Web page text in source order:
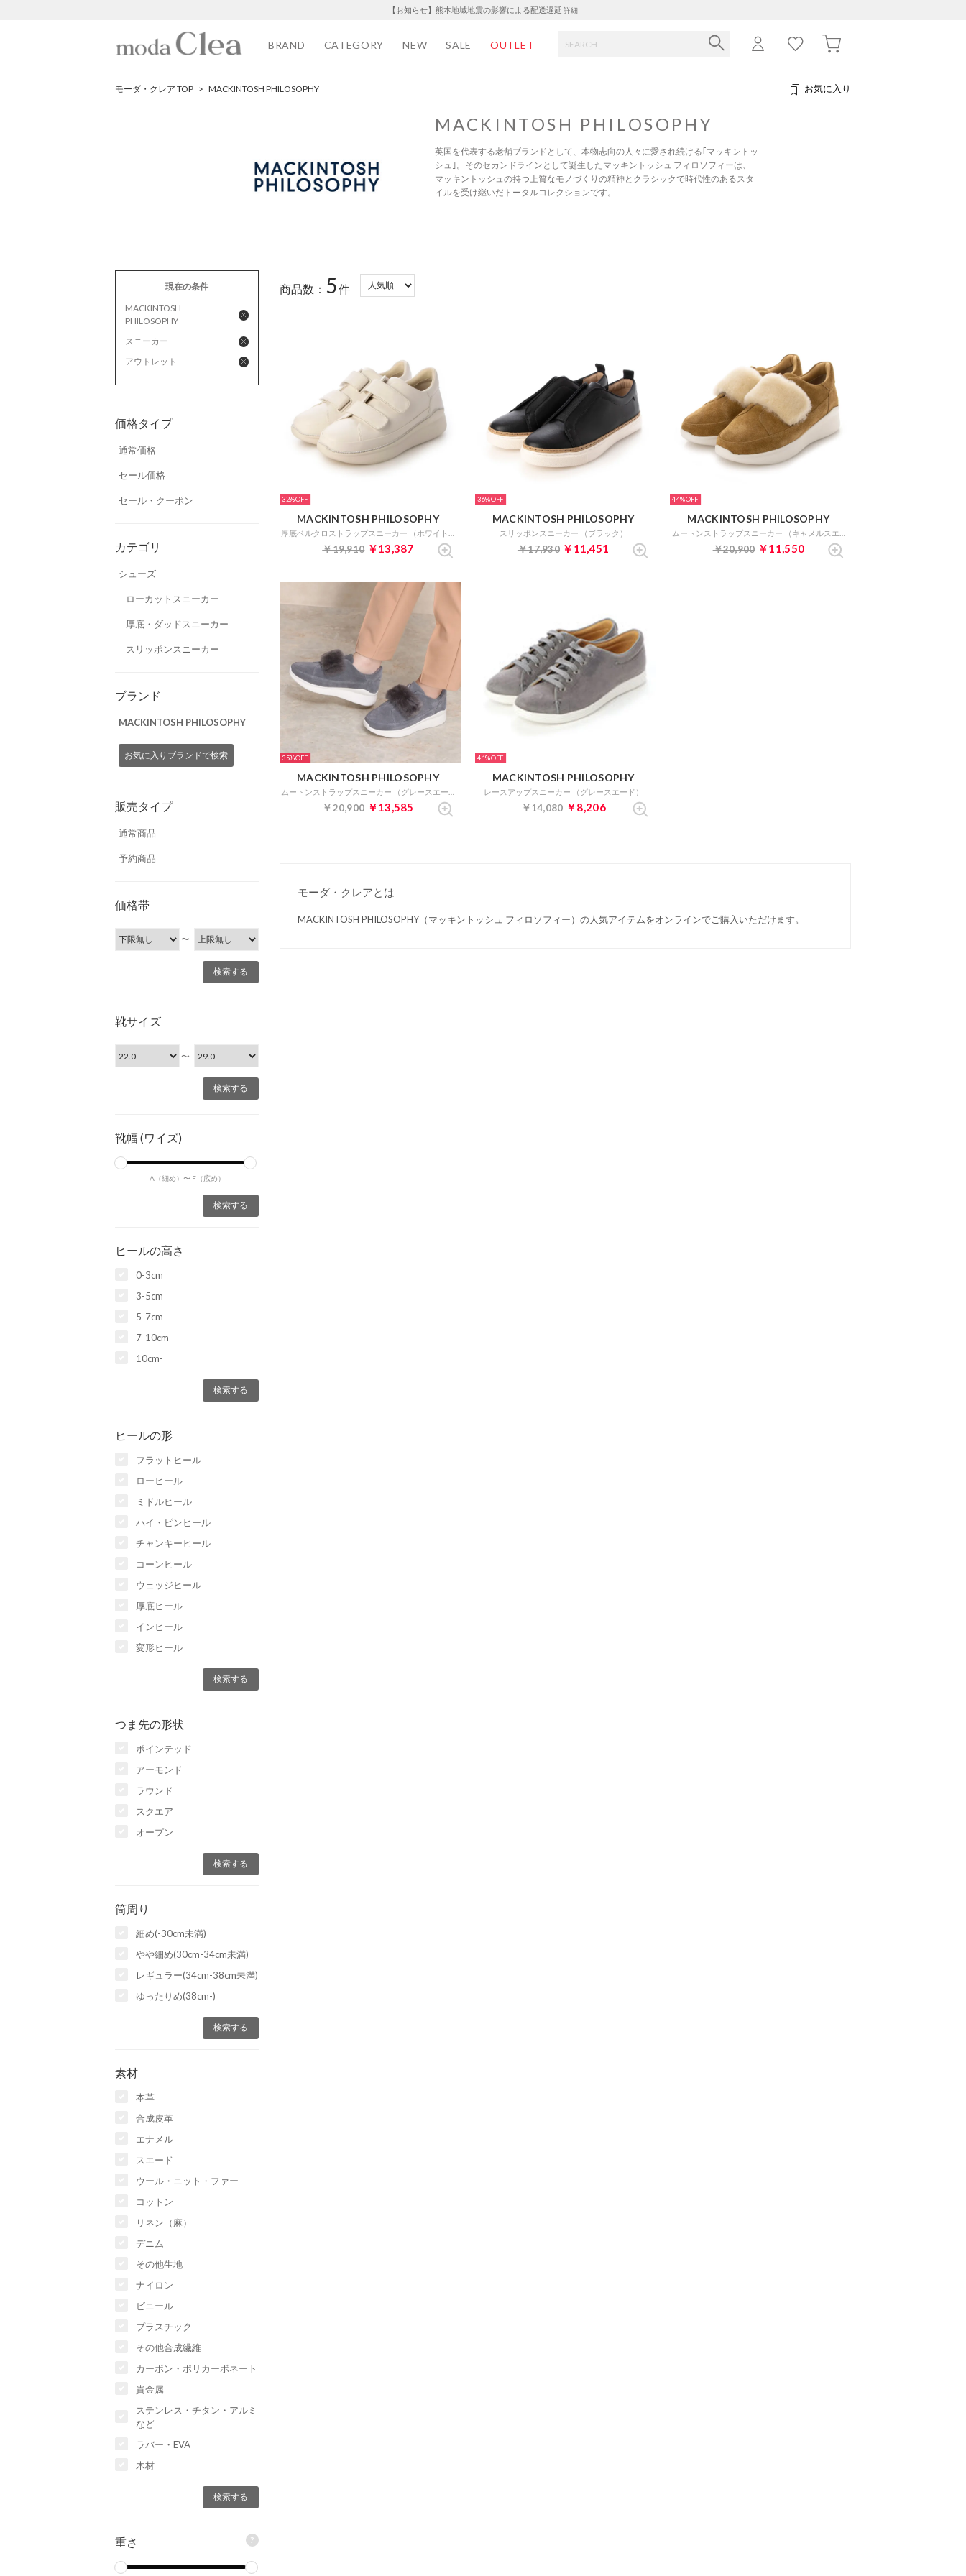
【お知らせ】熊本地域地震の影響による配送遅延 詳細
BRAND CATEGORY NEW SALE OUTLET
モーダ・クレア TOP > MACKINTOSH PHILOSOPHY お気に入り
MACKINTOSH PHILOSOPHY
英国を代表する老舗ブランドとして、本物志向の人々に愛され続ける｢マッキントッ
シュ｣。そのセカンドラインとして誕生したマッキントッシュ フィロソフィーは、
マッキントッシュの持つ上質なモノづくりの精神とクラシックで時代性のあるスタ
イルを受け継いだトータルコレクションです。
現在の条件
MACKINTOSH
PHILOSOPHY
スニーカー
アウトレット
価格タイプ
通常価格
セール価格
セール・クーポン
カテゴリ
シューズ
ローカットスニーカー
厚底・ダッドスニーカー
スリッポンスニーカー
ブランド
MACKINTOSH PHILOSOPHY
お気に入りブランドで検索
販売タイプ
通常商品
予約商品
価格帯
〜
靴サイズ
〜
靴幅 (ワイズ)
A（細め）〜 F（広め）
ヒールの高さ
0-3cm
3-5cm
5-7cm
7-10cm
10cm-
ヒールの形
フラットヒール
ローヒール
ミドルヒール
ハイ・ピンヒール
チャンキーヒール
コーンヒール
ウェッジヒール
厚底ヒール
インヒール
変形ヒール
つま先の形状
ポインテッド
アーモンド
ラウンド
スクエア
オープン
筒周り
細め(-30cm未満)
やや細め(30cm-34cm未満)
レギュラー(34cm-38cm未満)
ゆったりめ(38cm-)
素材
本革
合成皮革
エナメル
スエード
ウール・ニット・ファー
コットン
リネン（麻）
デニム
その他生地
ナイロン
ビニール
プラスチック
その他合成繊維
カーボン・ポリカーボネート
貴金属
ステンレス・チタン・アルミ
など
ラバー・EVA
木材
重さ ?
商品数： 5件
32%
MACKINTOSH PHILOSOPHY
￥19,910 ￥13,387
36%
MACKINTOSH PHILOSOPHY
スリッポンスニーカー （ブラック）
￥17,930 ￥11,451
44%
MACKINTOSH PHILOSOPHY
￥20,900 ￥11,550
35%
MACKINTOSH PHILOSOPHY
￥20,900 ￥13,585
41%
MACKINTOSH PHILOSOPHY
レースアップスニーカー （グレースエード）
￥14,080 ￥8,206
モーダ・クレアとは
MACKINTOSH PHILOSOPHY（マッキントッシュ フィロソフィー）の人気アイテムをオンラインでご購入いただけます。